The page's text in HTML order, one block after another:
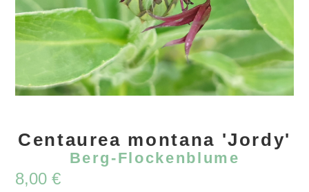
Centaurea montana 'Jordy'
Berg-Flockenblume
8,00€